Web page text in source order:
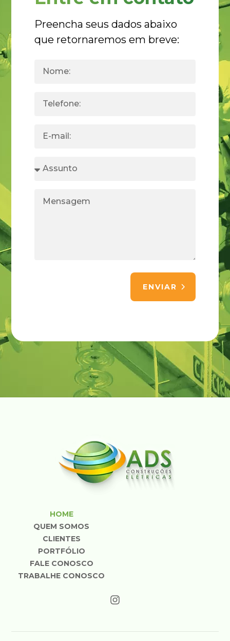
Preencha seus dados abaixo
que retornaremos em breve:
ENVIAR
HOME
QUEM SOMOS
CLIENTES
PORTFÓLIO
FALE CONOSCO
TRABALHE CONOSCO